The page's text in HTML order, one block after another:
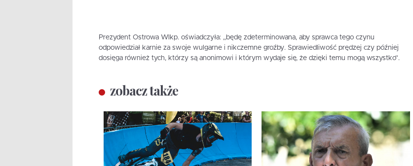
Prezydent Ostrowa Wlkp. oświadczyła: „będę zdeterminowana, aby sprawca tego czynu
odpowiedział karnie za swoje wulgarne i nikczemne groźby. Sprawiedliwość prędzej czy później
dosięga również tych, którzy są anonimowi i którym wydaje się, że dzięki temu mogą wszystko”.
zobacz także